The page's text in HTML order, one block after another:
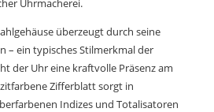
Uhrmacherei.
überzeugt durch seine
– ein typisches Stilmerkmal der
der Uhr eine kraftvolle Präsenz am
Zifferblatt sorgt in
Indizes und Totalisatoren